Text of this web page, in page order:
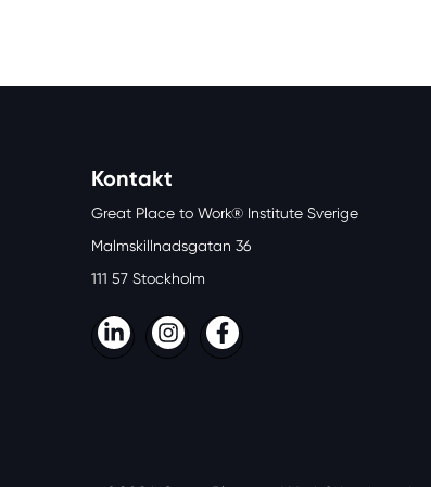
Kontakt
Great Place to Work® Institute Sverige
Malmskillnadsgatan 36
111 57 Stockholm